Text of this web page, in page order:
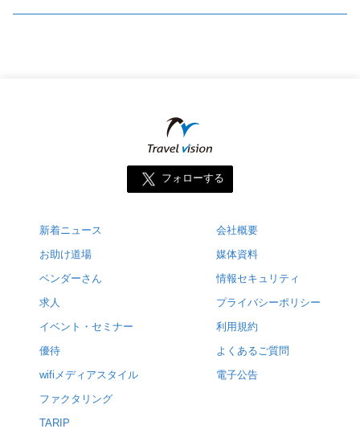
フォローする
新着ニュース
お助け道場
ベンダーさん
求人
イベント・セミナー
優待
wifiメディアスタイル
ファクタリング
TARIP
会社概要
媒体資料
情報セキュリティ
プライバシーポリシー
利用規約
よくあるご質問
電子公告